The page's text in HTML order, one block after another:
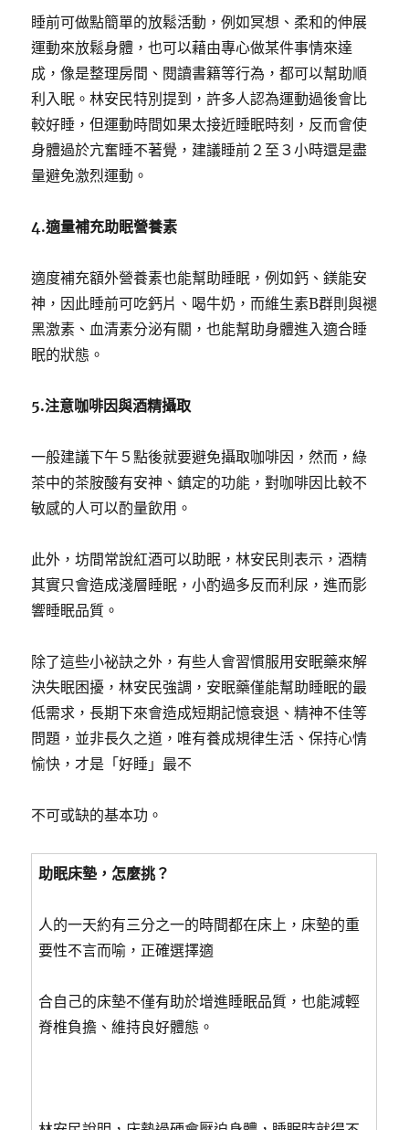
睡前可做點簡單的放鬆活動，例如冥想、柔和的伸展
運動來放鬆身體，也可以藉由專心做某件事情來達
成，像是整理房間、閱讀書籍等行為，都可以幫助順
利入眠。林安民特別提到，許多人認為運動過後會比
較好睡，但運動時間如果太接近睡眠時刻，反而會使
身體過於亢奮睡不著覺，建議睡前２至３小時還是盡
量避免激烈運動。
4.適量補充助眠營養素
適度補充額外營養素也能幫助睡眠，例如鈣、鎂能安
神，因此睡前可吃鈣片、喝牛奶，而維生素B群則與褪
黑激素、血清素分泌有關，也能幫助身體進入適合睡
眠的狀態。
5.注意咖啡因與酒精攝取
一般建議下午５點後就要避免攝取咖啡因，然而，綠
茶中的茶胺酸有安神、鎮定的功能，對咖啡因比較不
敏感的人可以酌量飲用。
此外，坊間常說紅酒可以助眠，林安民則表示，酒精
其實只會造成淺層睡眠，小酌過多反而利尿，進而影
響睡眠品質。
除了這些小祕訣之外，有些人會習慣服用安眠藥來解
決失眠困擾，林安民強調，安眠藥僅能幫助睡眠的最
低需求，長期下來會造成短期記憶衰退、精神不佳等
問題，並非長久之道，唯有養成規律生活、保持心情
愉快，才是「好睡」最不
不可或缺的基本功。
助眠床墊，怎麼挑？
人的一天約有三分之一的時間都在床上，床墊的重
要性不言而喻，正確選擇適
合自己的床墊不僅有助於增進睡眠品質，也能減輕
脊椎負擔、維持良好體態。